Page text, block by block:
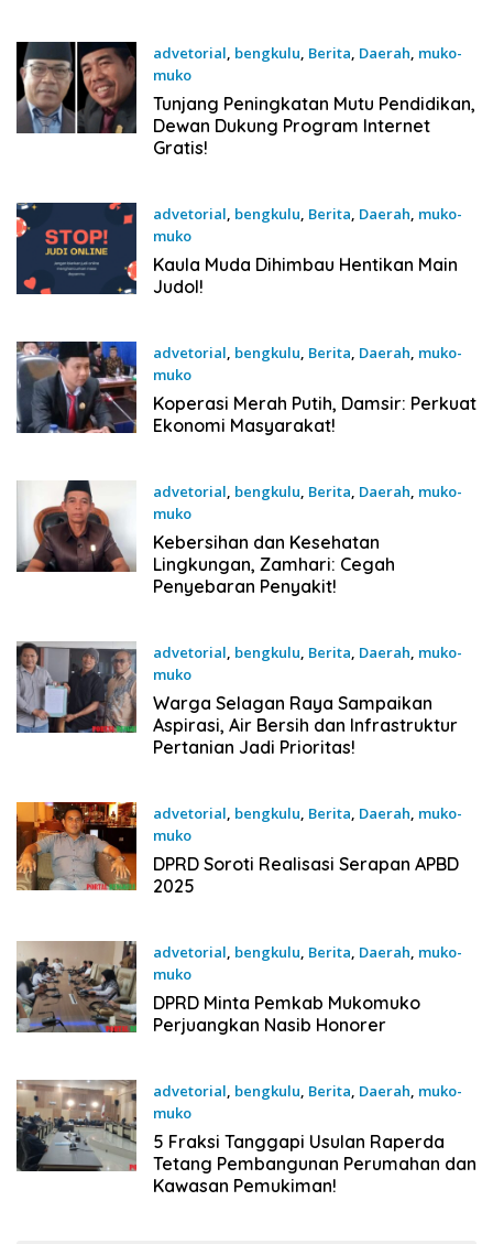
advetorial, bengkulu, Berita, Daerah, muko-
muko
20 September 2025
Tunjang Peningkatan Mutu Pendidikan,
Dewan Dukung Program Internet
Gratis!
advetorial, bengkulu, Berita, Daerah, muko-
muko
19 September 2025
Kaula Muda Dihimbau Hentikan Main
Judol!
advetorial, bengkulu, Berita, Daerah, muko-
muko
19 September 2025
Koperasi Merah Putih, Damsir: Perkuat
Ekonomi Masyarakat!
advetorial, bengkulu, Berita, Daerah, muko-
muko
19 September 2025
Kebersihan dan Kesehatan
Lingkungan, Zamhari: Cegah
Penyebaran Penyakit!
advetorial, bengkulu, Berita, Daerah, muko-
muko
19 September 2025
Warga Selagan Raya Sampaikan
Aspirasi, Air Bersih dan Infrastruktur
Pertanian Jadi Prioritas!
advetorial, bengkulu, Berita, Daerah, muko-
muko
19 September 2025
DPRD Soroti Realisasi Serapan APBD
2025
advetorial, bengkulu, Berita, Daerah, muko-
muko
19 September 2025
DPRD Minta Pemkab Mukomuko
Perjuangkan Nasib Honorer
advetorial, bengkulu, Berita, Daerah, muko-
muko
19 September 2025
5 Fraksi Tanggapi Usulan Raperda
Tetang Pembangunan Perumahan dan
Kawasan Pemukiman!